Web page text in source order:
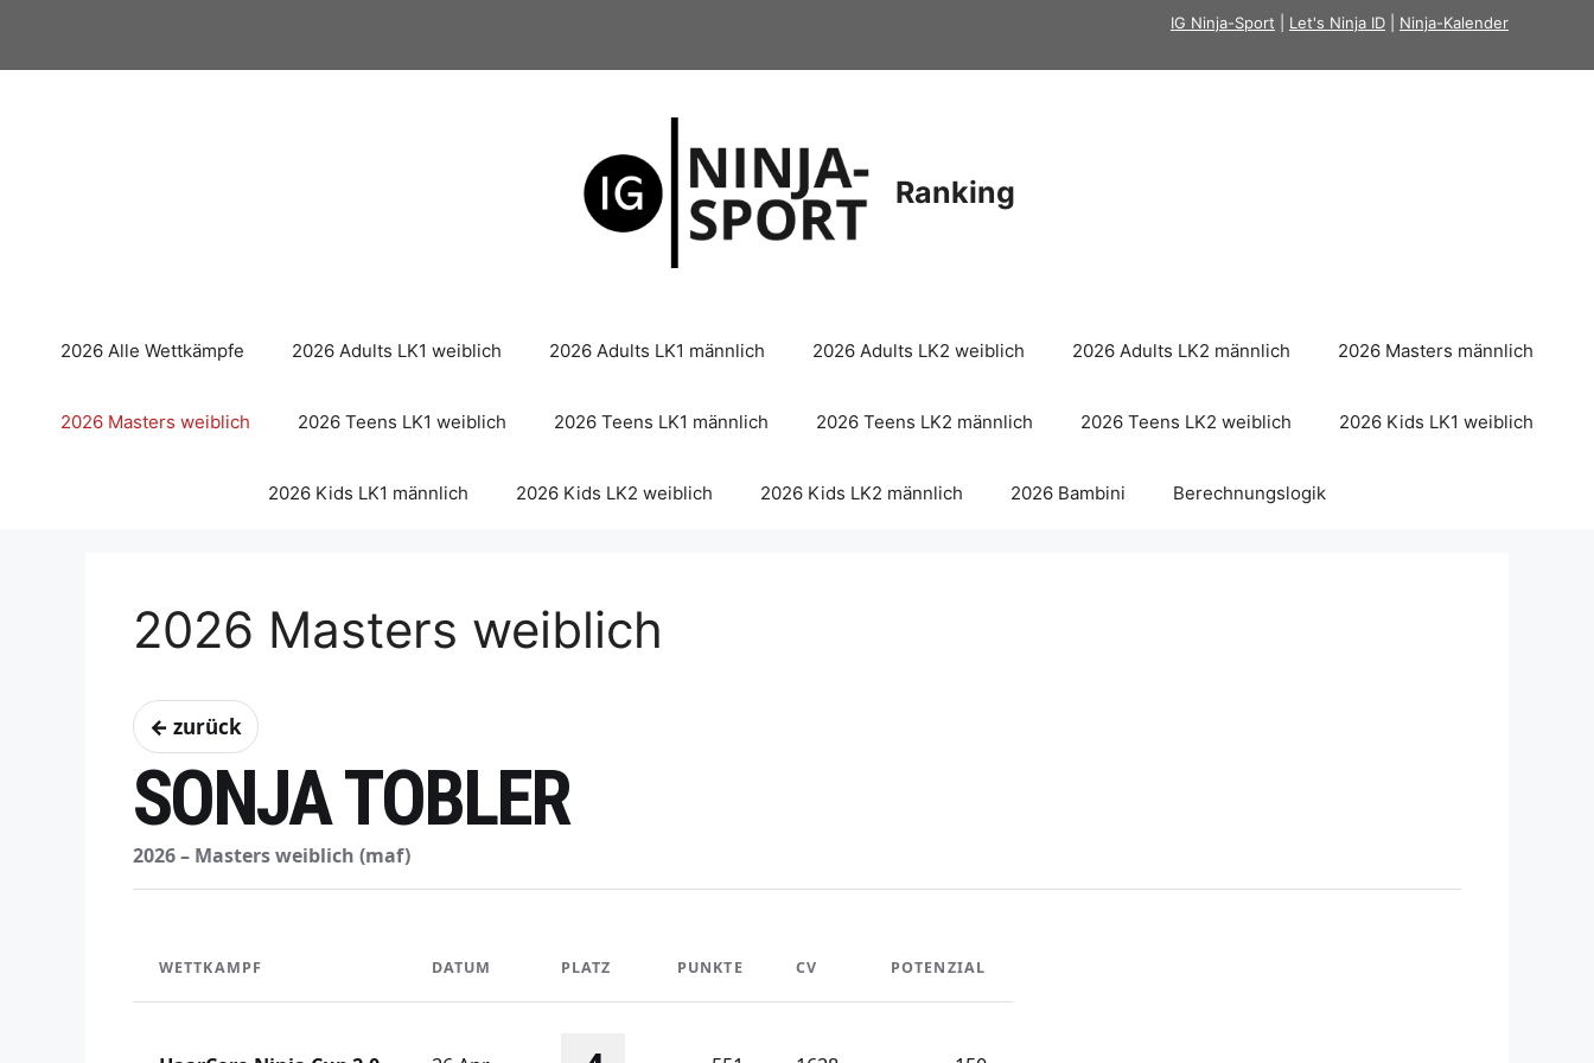
springen
IG Ninja-Sport Let's Ninja ID Ninja-Kalender
Ranking
2026 Alle Wettkämpfe 2026 Adults LK1 weiblich 2026 Adults LK1 männlich 2026 Adults LK2 weiblich 2026 Adults LK2 männlich 2026 Masters männlich
2026 Masters weiblich 2026 Teens LK1 weiblich 2026 Teens LK1 männlich 2026 Teens LK2 männlich 2026 Teens LK2 weiblich 2026 Kids LK1 weiblich
2026 Kids LK1 männlich 2026 Kids LK2 weiblich 2026 Kids LK2 männlich 2026 Bambini Berechnungslogik
2026 Masters weiblich
← zurück
SONJA TOBLER
2026 – Masters weiblich (maf)
WETTKAMPF DATUM PLATZ PUNKTE CV POTENZIAL